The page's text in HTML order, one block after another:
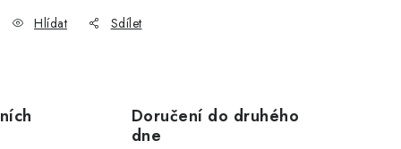
Hlídat Sdílet
Doručení do druhého
dne